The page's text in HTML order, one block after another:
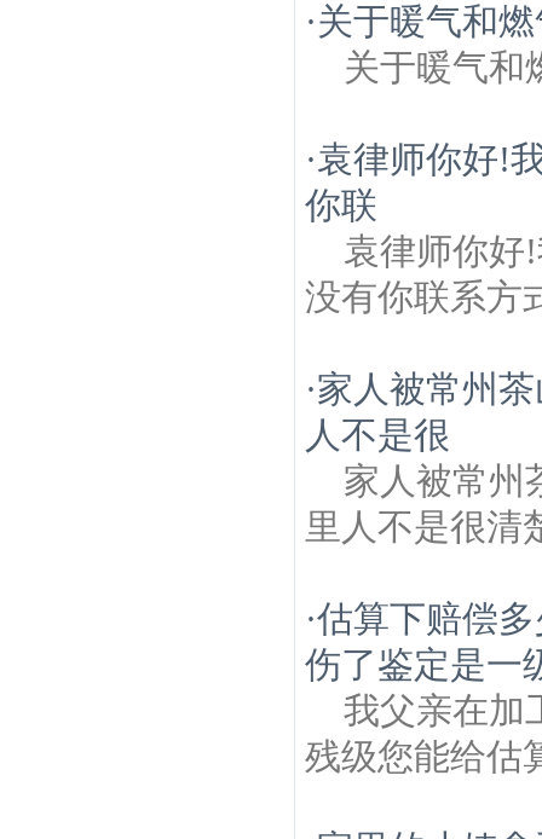
·关于暖气和
关于暖气和
·袁律师你好!
你联
袁律师你好
没有你联系方
·家人被常州
人不是很
家人被常州
里人不是很清
·估算下赔偿
伤了鉴定是一
我父亲在加
残级您能给估